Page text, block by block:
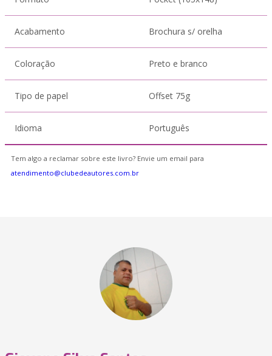
Acabamento Brochura s/ orelha
Coloração Preto e branco
Tipo de papel Offset 75g
Idioma Português
Tem algo a reclamar sobre este livro? Envie um email para
atendimento@clubedeautores.com.br